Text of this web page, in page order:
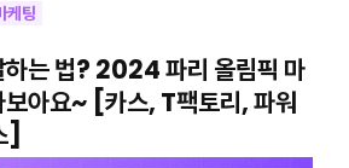
케팅
하는 법? 2024 파리 올림픽 마
보아요~ [카스, T팩토리, 파워
]